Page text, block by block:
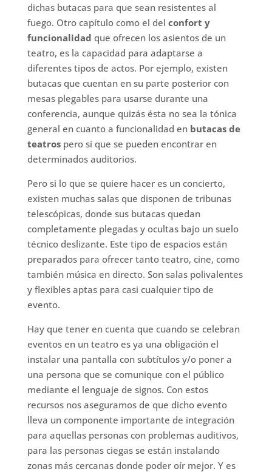
dichas butacas para que sean resistentes al
fuego. Otro capítulo como el del confort y
funcionalidad que ofrecen los asientos de un
teatro, es la capacidad para adaptarse a
diferentes tipos de actos. Por ejemplo, existen
butacas que cuentan en su parte posterior con
mesas plegables para usarse durante una
conferencia, aunque quizás ésta no sea la tónica
general en cuanto a funcionalidad en butacas de
teatrospero sí que se pueden encontrar en
determinados auditorios.
Pero si lo que se quiere hacer es un concierto,
existen muchas salas que disponen de tribunas
telescópicas, donde sus butacas quedan
completamente plegadas y ocultas bajo un suelo
técnico deslizante. Este tipo de espacios están
preparados para ofrecer tanto teatro, cine, como
también música en directo. Son salas polivalentes
y flexibles aptas para casi cualquier tipo de
evento.
Hay que tener en cuenta que cuando se celebran
eventos en un teatro es ya una obligación el
instalar una pantalla con subtítulos y/o poner a
una persona que se comunique con el público
mediante el lenguaje de signos. Con estos
recursos nos aseguramos de que dicho evento
lleva un componente importante de integración
para aquellas personas con problemas auditivos,
para las personas ciegas se están instalando
zonas más cercanas donde poder oír mejor. Y es